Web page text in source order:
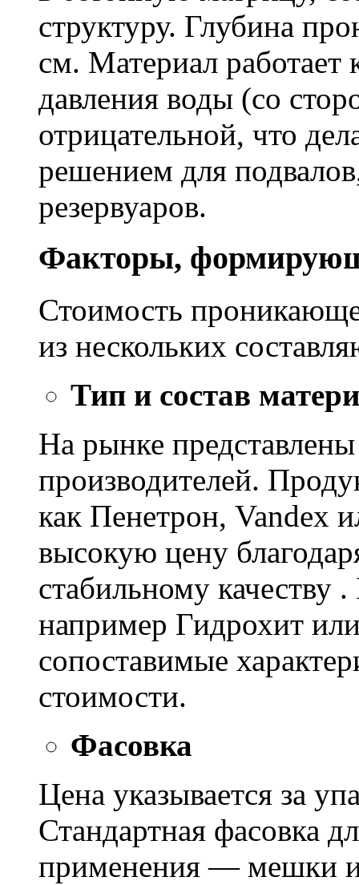
структуру. Глубина
см. Материал работает
давления воды (со
отрицательной, что
решением для
резервуаров.
Факторы,
Стоимость
из нескольких
Тип и состав
На рынке
производителей.
как Пенетрон, Vandex
высокую цену
стабильному качеству
например Гидрохит
сопоставимые
стоимости.
Фасовка
Цена указывается за
Стандартная фасовка
применения — мешки